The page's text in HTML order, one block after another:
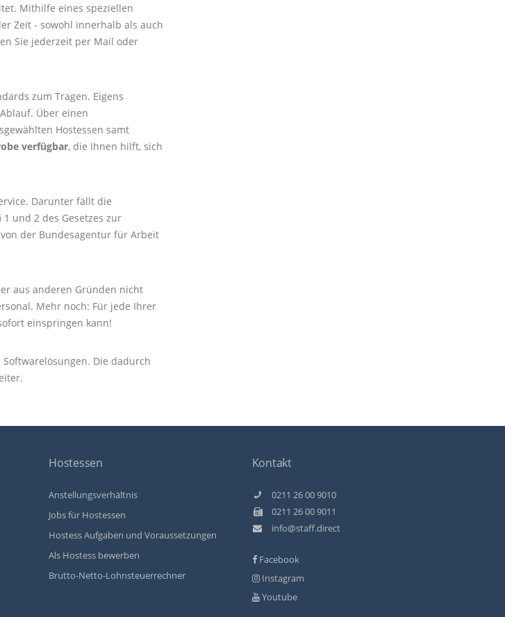
Mithilfe eines speziellen
Zeit - sowohl innerhalb als auch
Sie jederzeit per Mail oder
zum Tragen. Eigens
Über einen
Hostessen samt
verfügbar, die Ihnen hilft, sich
Darunter fällt die
und 2 des Gesetzes zur
der Bundesagentur für Arbeit
aus anderen Gründen nicht
Mehr noch: Für jede Ihrer
einspringen kann!
Die dadurch
Hostessen
Anstellungsverhältnis
Jobs für Hostessen
Hostess Aufgaben und Voraussetzungen
Als Hostess bewerben
Brutto-Netto-Lohnsteuerrechner
Kontakt
0211 26 00 9010
0211 26 00 9011
info@staff.direct
Facebook
Instagram
Youtube